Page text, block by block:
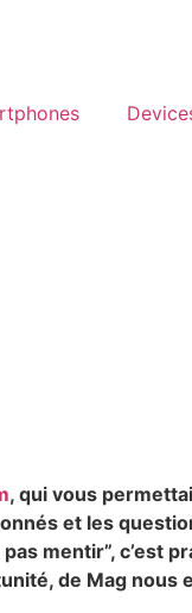
, qui vous
et les
mentir”,
de Mag